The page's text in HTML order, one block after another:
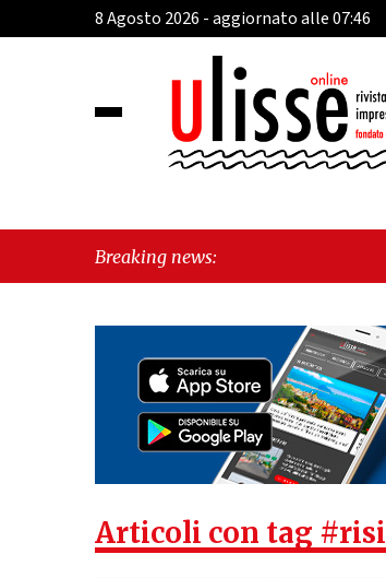
8 Agosto 2026 - aggiornato alle 07:46
Breaking news:
Articoli con tag